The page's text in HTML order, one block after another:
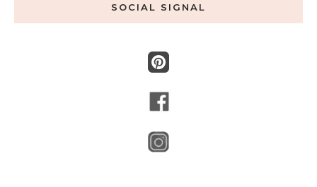
SOCIAL SIGNAL